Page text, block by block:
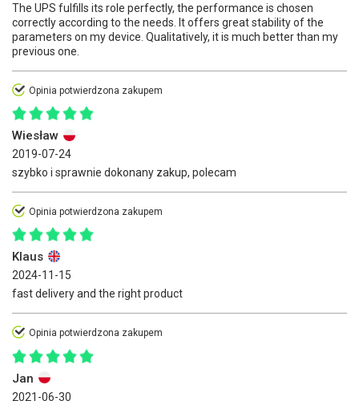
The UPS fulfills its role perfectly, the performance is chosen
correctly according to the needs. It offers great stability of the
parameters on my device. Qualitatively, it is much better than my
previous one.
Opinia potwierdzona zakupem
Wiesław
2019-07-24
szybko i sprawnie dokonany zakup, polecam
Opinia potwierdzona zakupem
Klaus
2024-11-15
fast delivery and the right product
Opinia potwierdzona zakupem
Jan
2021-06-30